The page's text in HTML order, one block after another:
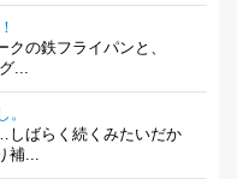
の鉄フライパンと、
...
しばらく続くみたいだか
補...